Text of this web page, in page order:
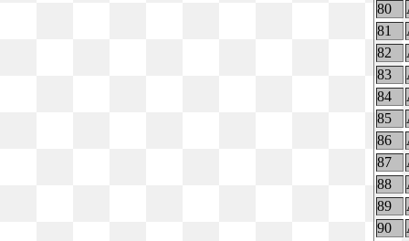
80
81
82
83
84
85
86
87
88
89
90